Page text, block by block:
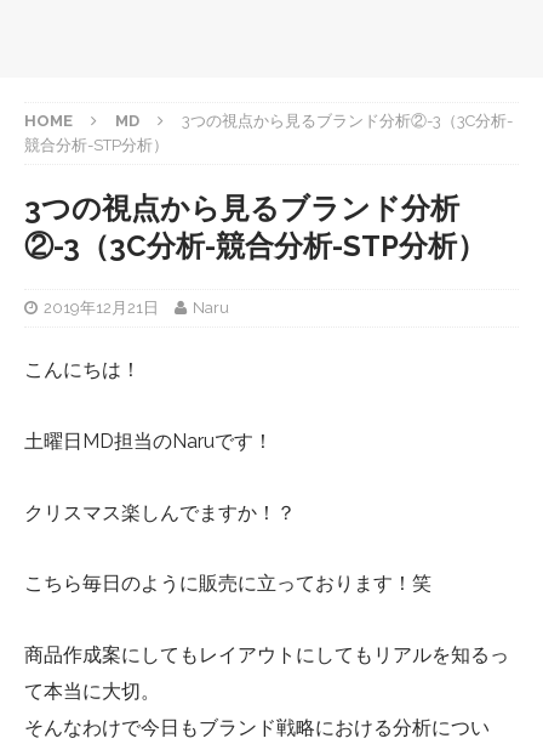
HOME MD
3つの視点から見るブランド分析②-3（3C分析-
競合分析-STP分析）
3つの視点から見るブランド分析
②-3（3C分析-競合分析-STP分析）
2019年12月21日 Naru
こんにちは！
土曜日MD担当のNaruです！
クリスマス楽しんでますか！？
こちら毎日のように販売に立っております！笑
商品作成案にしてもレイアウトにしてもリアルを知るっ
て本当に大切。
そんなわけで今日もブランド戦略における分析につい